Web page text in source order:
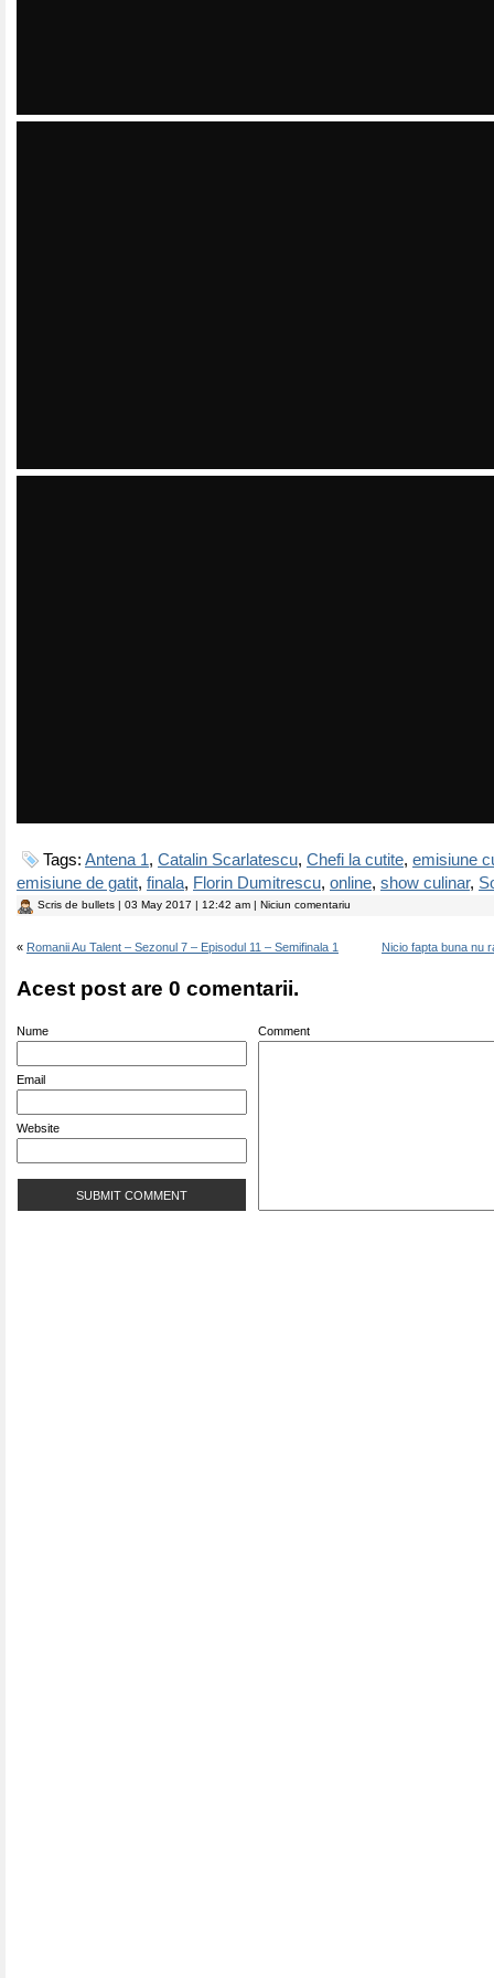
Tags: Antena 1, Catalin Scarlatescu, Chefi la cutite, emisiune
emisiune de gatit, finala, Florin Dumitrescu, online, show culinar,
Scris de bullets | 03 May 2017 | 12:42 am | Niciun comentariu
« Romanii Au Talent – Sezonul 7 – Episodul 11 – Semifinala 1 Nicio fapta buna nu
Acest post are 0 comentarii.
Nume
Email
Website
Comment